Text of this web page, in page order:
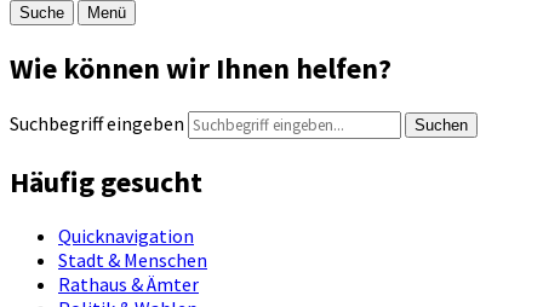
Suche Menü
Wie können wir Ihnen helfen?
Suchbegriff eingeben Suchen
Häufig gesucht
Quicknavigation
Stadt & Menschen
Rathaus & Ämter